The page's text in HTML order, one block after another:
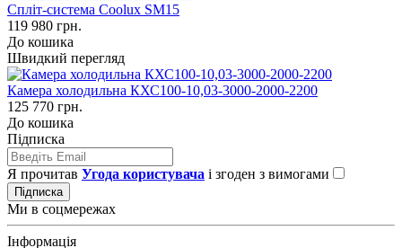
Спліт-система Coolux SM15
119 980 грн.
До кошика
Швидкий перегляд
Камера холодильна КХС100-10,03-3000-2000-2200
125 770 грн.
До кошика
Підписка
Я прочитав Угода користувача і згоден з вимогами
Підписка
Ми в соцмережах
Інформація